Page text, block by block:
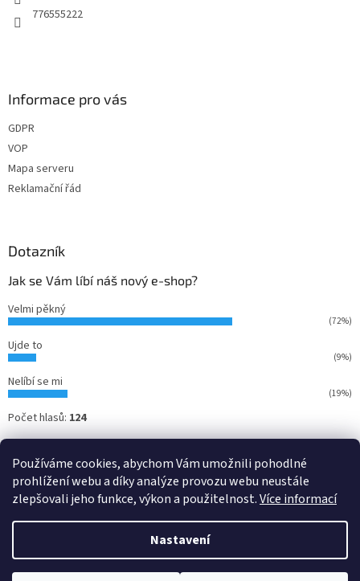
Používáme cookies, abychom Vám umožnili pohodlné
prohlížení webu a díky analýze provozu webu neustále
zlepšovali jeho funkce, výkon a použitelnost.Více informací
Nastavení
776555222
Informace pro vás
GDPR
VOP
Mapa serveru
Reklamační řád
Dotazník
Jak se Vám líbí náš nový e-shop?
Velmi pěkný
(72%)
Ujde to
(9%)
Nelíbí se mi
(19%)
Počet hlasů: 124
Vytvořil Shoptet